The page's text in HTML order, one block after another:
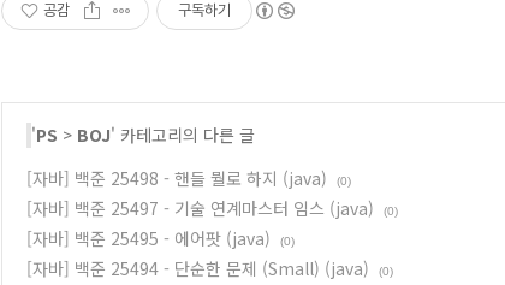
공감 구독하기
'PS > BOJ' 카테고리의 다른 글
[자바] 백준 25498 - 핸들 뭘로 하지 (java)
(0)
[자바] 백준 25497 - 기술 연계마스터 임스 (java) (0)
[자바] 백준 25495 - 에어팟 (java) (0)
[자바] 백준 25494 - 단순한 문제 (Small) (java) (0)